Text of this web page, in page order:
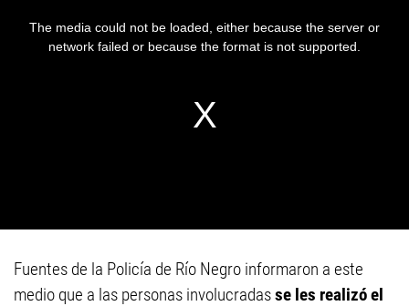
Fuentes de la Policía de Río Negro informaron a este
medio que a las personas involucradasse les realizó el